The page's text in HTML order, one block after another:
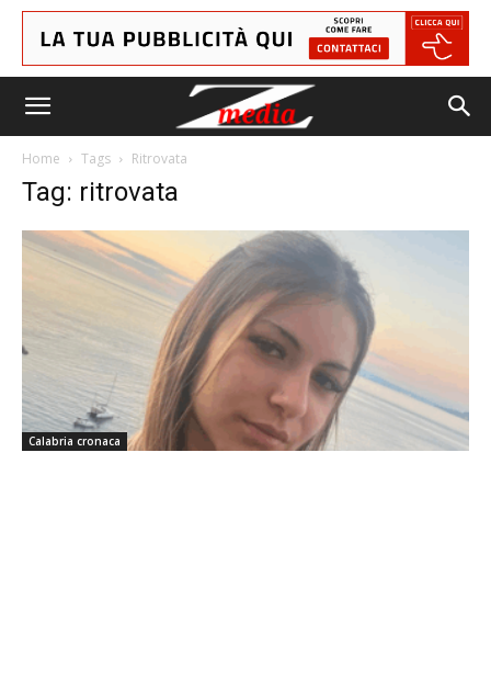
Home Tags Ritrovata
Tag: ritrovata
Calabria cronaca